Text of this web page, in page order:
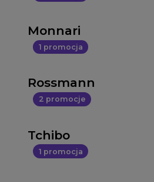
Monnari
1 promocja
Rossmann
2 promocje
Tchibo
1 promocja